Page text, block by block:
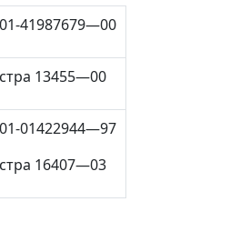
41987679—00
13455—00
01422944—97
16407—03